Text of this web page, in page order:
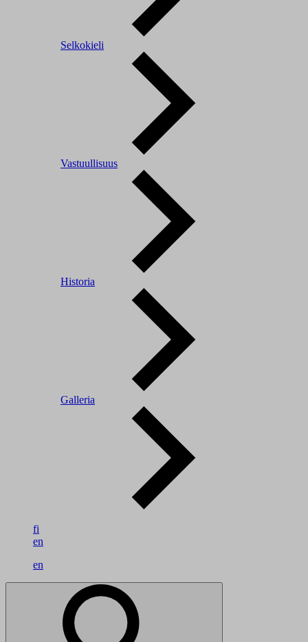
Selkokieli
Vastuullisuus
Historia
Galleria
fi
en
en